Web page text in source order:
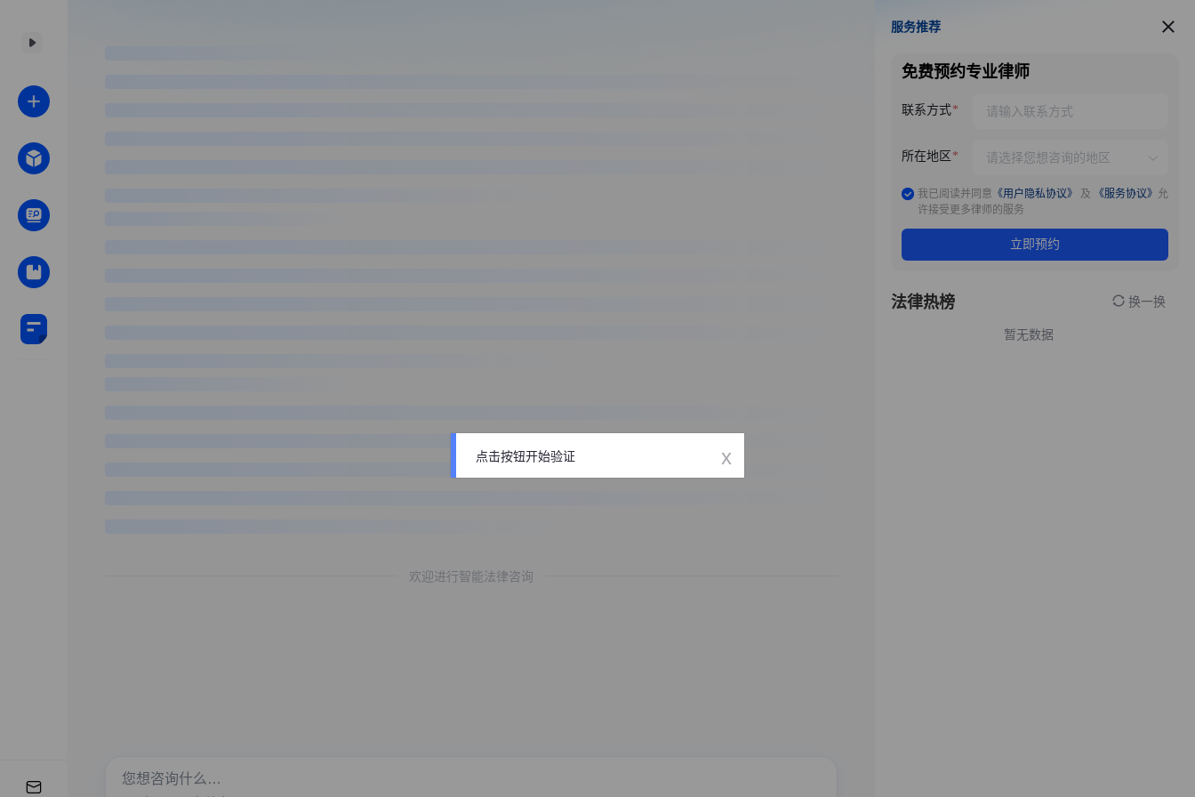
欢迎进行智能法律咨询
服务推荐
服务推荐
免费预约专业律师
联系方式
所在地区
我已阅读并同意 《用户隐私协议》 及 《服务协议》 允
许接受更多律师的服务
立即预约
法律热榜 换一换
暂无数据
点击按钮开始验证 x